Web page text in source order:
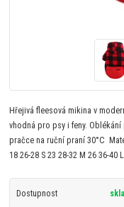
Hřejivá fleesová mikina v
vhodná pro psy i feny.
pračce na ruční praní 30°C
18 26-28 S 23 28-32 M 26 36-40
Dostupnost